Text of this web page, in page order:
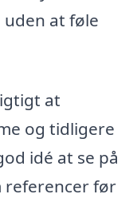
at føle
at
og tidligere
idé at se på
referencer før